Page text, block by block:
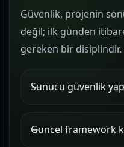
Güvenlik, projenin
değil; ilk günden
gereken bir disiplindir.
Sunucu güvenlik
Güncel framework